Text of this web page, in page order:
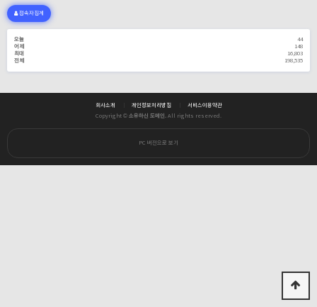
접속자집계
오늘
44
어제
148
최대
16,803
전체
198,535
회사소개 개인정보처리방침
서비스이용약관
Copyright © 소유하신 도메인. All rights reserved.
PC 버전으로 보기